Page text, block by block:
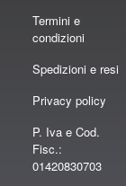
Termini e
condizioni
Spedizioni e resi
Privacy policy
P. Iva e Cod.
Fisc.:
01420830703